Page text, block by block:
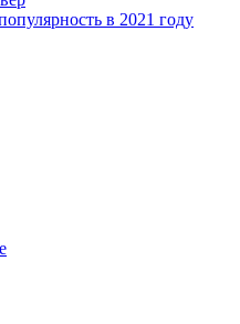
в 2021 году